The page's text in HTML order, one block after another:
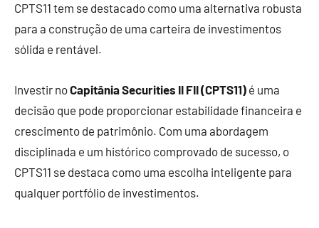
CPTS11 tem se destacado como uma alternativa robusta
para a construção de uma carteira de investimentos
sólida e rentável.
Investir noCapitânia Securities II FII (CPTS11) é uma
decisão que pode proporcionar estabilidade financeira e
crescimento de patrimônio. Com uma abordagem
disciplinada e um histórico comprovado de sucesso, o
CPTS11 se destaca como uma escolha inteligente para
qualquer portfólio de investimentos.